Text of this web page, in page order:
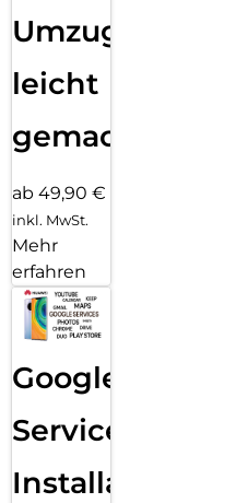
Umzug
leicht
gemacht!
ab 49,90 €
inkl. MwSt.
Mehr
erfahren
Google
Services
Installation